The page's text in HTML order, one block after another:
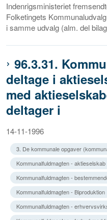
Indenrigsministeriet
Folketingets
i samme udvalg (alm. del
96.3.31.
deltage i
med
deltager i
14-11-1996
3. De kommunale opgaver
Kommunalfuldmagten - aktieselskab
Kommunalfuldmagten -
Kommunalfuldmagten - Biproduktion
Kommunalfuldmagten -